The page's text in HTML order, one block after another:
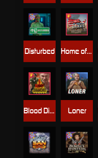
Blood Diamond
Home of the Brave
Loner
Disturbed